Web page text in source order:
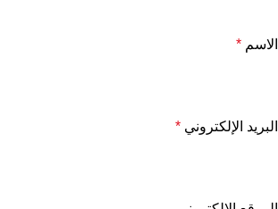
الاسم *
البريد الإلكتروني *